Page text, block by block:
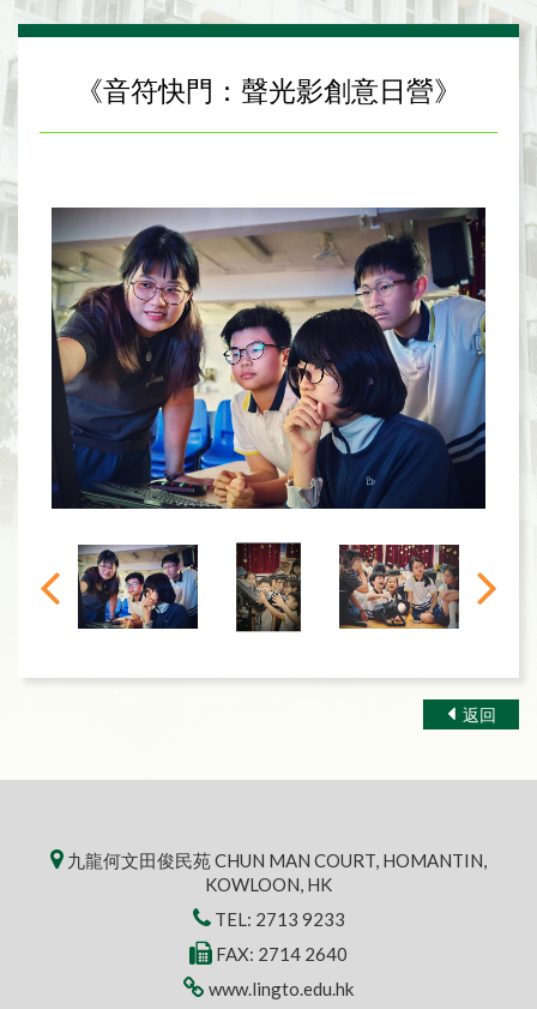
《音符快門：聲光影創意日營》
返回
九龍何文田俊民苑 CHUN MAN COURT, HOMANTIN,
KOWLOON, HK
TEL: 2713 9233
FAX: 2714 2640
www.lingto.edu.hk